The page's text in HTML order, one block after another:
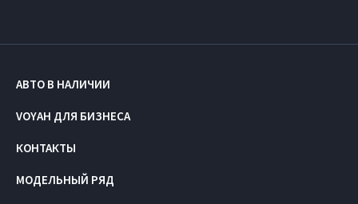
АВТО В НАЛИЧИИ
VOYAH ДЛЯ БИЗНЕСА
КОНТАКТЫ
МОДЕЛЬНЫЙ РЯД